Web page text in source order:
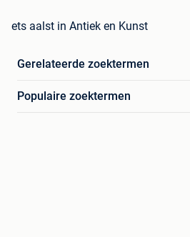
ets aalst in Antiek en Kunst
Gerelateerde zoektermen
Populaire zoektermen